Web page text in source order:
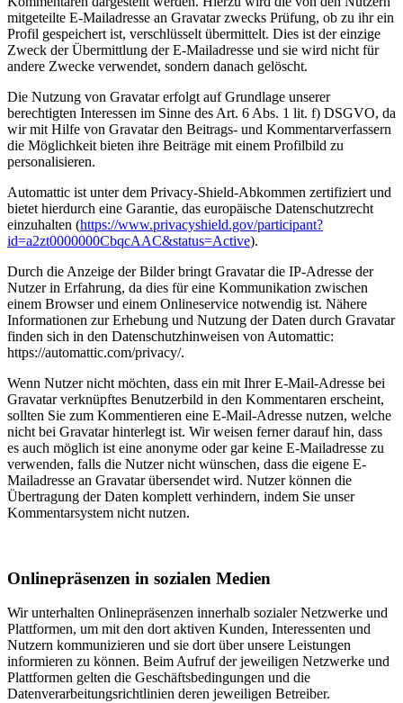
mitgeteilte E-Mailadresse an Gravatar zwecks Prüfung, ob zu ihr ein
Profil gespeichert ist, verschlüsselt übermittelt. Dies ist der einzige
Zweck der Übermittlung der E-Mailadresse und sie wird nicht für
andere Zwecke verwendet, sondern danach gelöscht.
Die Nutzung von Gravatar erfolgt auf Grundlage unserer
berechtigten Interessen im Sinne des Art. 6 Abs. 1 lit. f) DSGVO, da
wir mit Hilfe von Gravatar den Beitrags- und Kommentarverfassern
die Möglichkeit bieten ihre Beiträge mit einem Profilbild zu
personalisieren.
Automattic ist unter dem Privacy-Shield-Abkommen zertifiziert und
bietet hierdurch eine Garantie, das europäische Datenschutzrecht
einzuhalten (https://www.privacyshield.gov/participant?
id=a2zt0000000CbqcAAC&status=Active).
Durch die Anzeige der Bilder bringt Gravatar die IP-Adresse der
Nutzer in Erfahrung, da dies für eine Kommunikation zwischen
einem Browser und einem Onlineservice notwendig ist. Nähere
Informationen zur Erhebung und Nutzung der Daten durch Gravatar
finden sich in den Datenschutzhinweisen von Automattic:
https://automattic.com/privacy/.
Wenn Nutzer nicht möchten, dass ein mit Ihrer E-Mail-Adresse bei
Gravatar verknüpftes Benutzerbild in den Kommentaren erscheint,
sollten Sie zum Kommentieren eine E-Mail-Adresse nutzen, welche
nicht bei Gravatar hinterlegt ist. Wir weisen ferner darauf hin, dass
es auch möglich ist eine anonyme oder gar keine E-Mailadresse zu
verwenden, falls die Nutzer nicht wünschen, dass die eigene E-
Mailadresse an Gravatar übersendet wird. Nutzer können die
Übertragung der Daten komplett verhindern, indem Sie unser
Kommentarsystem nicht nutzen.
Onlinepräsenzen in sozialen Medien
Wir unterhalten Onlinepräsenzen innerhalb sozialer Netzwerke und
Plattformen, um mit den dort aktiven Kunden, Interessenten und
Nutzern kommunizieren und sie dort über unsere Leistungen
informieren zu können. Beim Aufruf der jeweiligen Netzwerke und
Plattformen gelten die Geschäftsbedingungen und die
Datenverarbeitungsrichtlinien deren jeweiligen Betreiber.